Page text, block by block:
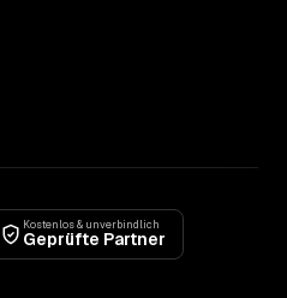
Kostenlos & unverbindlich
Geprüfte Partner